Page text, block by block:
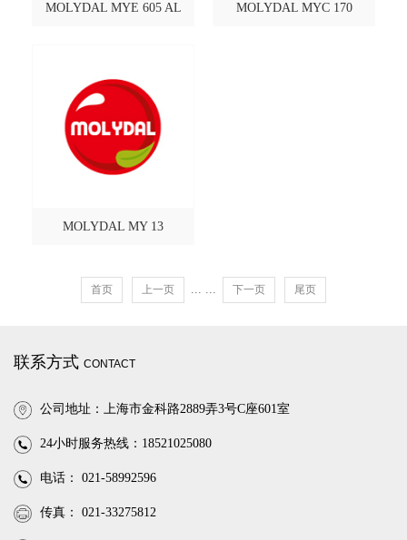
MOLYDAL MYE 605 AL MOLYDAL MYC 170
MOLYDAL MY 13
首页 上一页 ... ... 下一页 尾页
联系方式 CONTACT
公司地址：上海市金科路2889弄3号C座601室
24小时服务热线：18521025080
电话： 021-58992596
传真： 021-33275812